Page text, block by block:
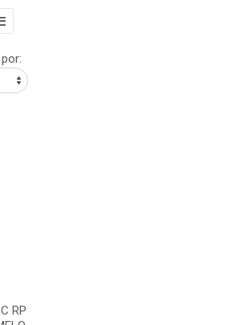
RP